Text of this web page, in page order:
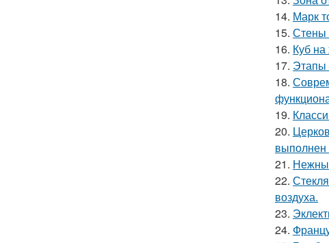
14. Марк
15. Стены
16. Куб на
17. Этапы
18.
19.
20.
выполнен
21.
22.
воздуха.
23.
24.